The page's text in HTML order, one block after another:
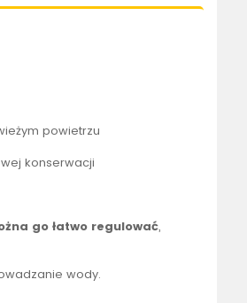
powietrzu
konserwacji
go łatwo regulować,
wody.